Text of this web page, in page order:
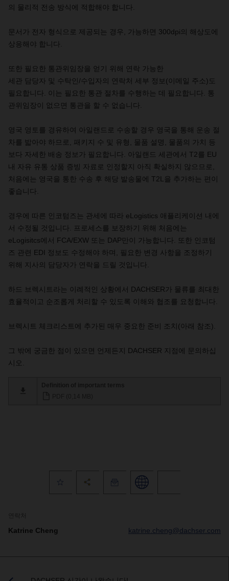
의 물리적 전송 방식에 적합해야 합니다.
문서가 전자 형식으로 제공되는 경우 가능하면 300dpi의
해상도에
상응해야 합니다
또한 필요한 통관위임장을 얻기 위해 연락 가능한
세관 담당자 및 수탁인 /수입자의 연락처 세부 정보 (이메일 주소) 도
필요합니다
이는 필요한 통관 절차를 수행하는 데 필요합니다
통
관위임장이
없으면 통관을 할 수 없습니다
영국 영토를 경유하여 아일랜드로 수송할 경우 영국을 통해 운송 절
차를 밟아야 하므로 패키지 수 및 유형 물품 설명 물품의 가치
등
보다 자세한 배송 정보가 필요합니다 아일랜드 세관에서 T2 를 EU
내 자유 유통 상품 증빙 자료로 인정할지 아직 확실하지 않으므로
처음에는 영국을 통한 수송 후 해당 발송물에 T2L 을 추가하는 편이
좋습니다
경우에 따른 인코텀즈는 관세에 따라 eLogistics 애플리케이션 내에
서 수정될 것입니다 프로세스를 보장하기 위해 처음에는
eLogisitcs에서 FCA/EXW 또는 DAP만이 가능합니다 또한 인코텀
즈 관련 EDI 정보도 수정해야 하며 필요한 변경 사항을 조정하기
위해 지사의 담당자가 연락을 드릴 것입니다
하드 브렉시트라는 이례적인 상황에서 DACHSER가 물류를 최대한
효율적이고 순조롭게 처리할 수 있도록 이해와 협조를 요청합니다
브렉시트 체크리스트에 추가된 매우 중요한 준비 조치 (아래 참조).
그 밖에 궁금한 점이 있으면 언제든지 DACHSER 지점에
문의하십
시오
Katrine Cheng katrine.cheng@dachser.com